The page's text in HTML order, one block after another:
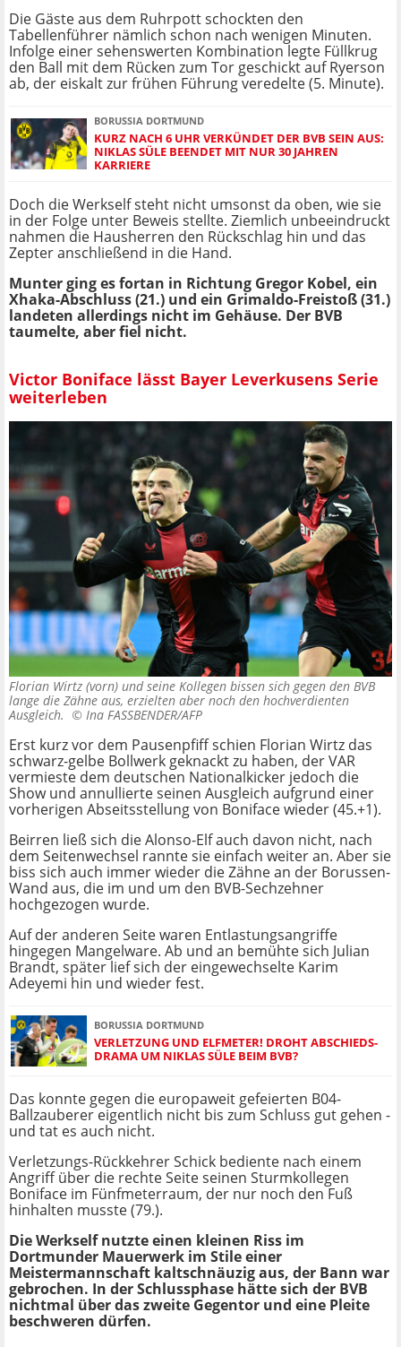
Die Gäste aus dem Ruhrpott schockten den
Tabellenführer nämlich schon nach wenigen Minuten.
Infolge einer sehenswerten Kombination legte Füllkrug
den Ball mit dem Rücken zum Tor geschickt auf Ryerson
ab, der eiskalt zur frühen Führung veredelte (5. Minute).
BORUSSIA DORTMUND
KURZ NACH 6 UHR VERKÜNDET DER BVB SEIN AUS:
NIKLAS SÜLE BEENDET MIT NUR 30 JAHREN
KARRIERE
Doch die Werkself steht nicht umsonst da oben, wie sie
in der Folge unter Beweis stellte. Ziemlich unbeeindruckt
nahmen die Hausherren den Rückschlag hin und das
Zepter anschließend in die Hand.
Munter ging es fortan in Richtung Gregor Kobel, ein
Xhaka-Abschluss (21.) und ein Grimaldo-Freistoß (31.)
landeten allerdings nicht im Gehäuse. Der BVB
taumelte, aber fiel nicht.
Victor Boniface lässt Bayer Leverkusens Serie
weiterleben
Florian Wirtz (vorn) und seine Kollegen bissen sich gegen den BVB
lange die Zähne aus, erzielten aber noch den hochverdienten
Ausgleich. © Ina FASSBENDER/AFP
Erst kurz vor dem Pausenpfiff schien Florian Wirtz das
schwarz-gelbe Bollwerk geknackt zu haben, der VAR
vermieste dem deutschen Nationalkicker jedoch die
Show und annullierte seinen Ausgleich aufgrund einer
vorherigen Abseitsstellung von Boniface wieder (45.+1).
Beirren ließ sich die Alonso-Elf auch davon nicht, nach
dem Seitenwechsel rannte sie einfach weiter an. Aber sie
biss sich auch immer wieder die Zähne an der Borussen-
Wand aus, die im und um den BVB-Sechzehner
hochgezogen wurde.
Auf der anderen Seite waren Entlastungsangriffe
hingegen Mangelware. Ab und an bemühte sich Julian
Brandt, später lief sich der eingewechselte Karim
Adeyemi hin und wieder fest.
BORUSSIA DORTMUND
VERLETZUNG UND ELFMETER! DROHT ABSCHIEDS-
DRAMA UM NIKLAS SÜLE BEIM BVB?
Das konnte gegen die europaweit gefeierten B04-
Ballzauberer eigentlich nicht bis zum Schluss gut gehen -
und tat es auch nicht.
Verletzungs-Rückkehrer Schick bediente nach einem
Angriff über die rechte Seite seinen Sturmkollegen
Boniface im Fünfmeterraum, der nur noch den Fuß
hinhalten musste (79.).
Die Werkself nutzte einen kleinen Riss im
Dortmunder Mauerwerk im Stile einer
Meistermannschaft kaltschnäuzig aus, der Bann war
gebrochen. In der Schlussphase hätte sich der BVB
nichtmal über das zweite Gegentor und eine Pleite
beschweren dürfen.